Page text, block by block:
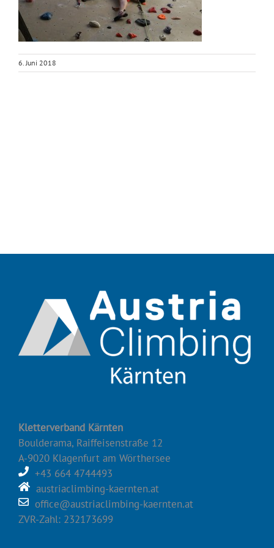
6. Juni 2018
Kletterverband Kärnten
Boulderama, Raiffeisenstraße 12
A-9020 Klagenfurt am Wörthersee
+43 664 4744493
austriaclimbing-kaernten.at
office@austriaclimbing-kaernten.at
ZVR-Zahl: 232173699